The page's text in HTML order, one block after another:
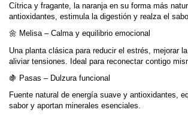
Cítrica y fragante, la naranja en su forma más
antioxidantes, estimula la digestión y realza el
🌼 Melisa – Calma y equilibrio emocional
Una planta clásica para reducir el estrés, mejorar
aliviar tensiones. Ideal para reconectar contigo
🍇 Pasas – Dulzura funcional
Fuente natural de energía suave y antioxidantes,
sabor y aportan minerales esenciales.